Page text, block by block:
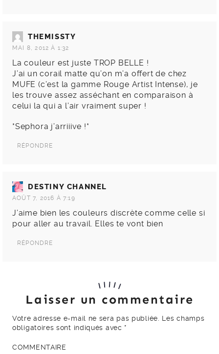
THEMISSTY
MAI 8, 2012 À 1:32
La couleur est juste TROP BELLE !
J’ai un corail matte qu’on m’a offert de chez
MUFE (c’est la gamme Rouge Artist Intense), je
les trouve assez asséchant en comparaison à
celui la qui a l’air vraiment super !
*Sephora j’arriiive !*
RÉPONDRE
DESTINY CHANNEL
AOÛT 7, 2016 À 7:19
J’aime bien les couleurs discrète comme celle si
pour aller au travail. Elles te vont bien
RÉPONDRE
Laisser un commentaire
Votre adresse e-mail ne sera pas publiée. Les champs
obligatoires sont indiqués avec *
COMMENTAIRE